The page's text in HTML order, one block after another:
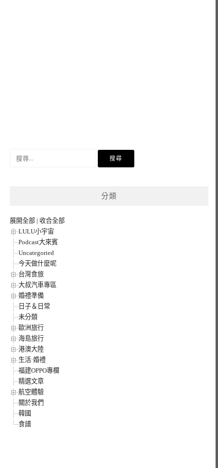
分類
展開全部 | 收合全部
LULU小宇宙
Podcast大來賓
Uncategoried
今天做什麼呢
台灣食旅
大叔汽車專區
婚禮準備
日子＆日常
未分類
歐洲旅行
海島旅行
港澳大陸
生活·婚禮
福建OPPO專欄
精選文章
航空體驗
關於我們
韓國
食譜